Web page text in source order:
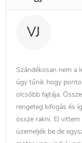
VJ
Szándékosan nem
úgy tűnik hogy
olcsóbb fajtája.
rengeteg kifogás és
össze rakni. El
üzemeljék be de